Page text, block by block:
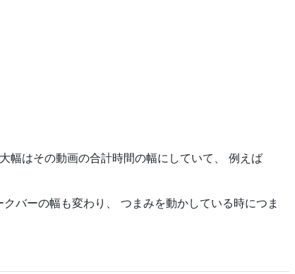
幅はその動画の合計時間の幅にしていて、 例えば
バーの幅も変わり、 つまみを動かしている時につま